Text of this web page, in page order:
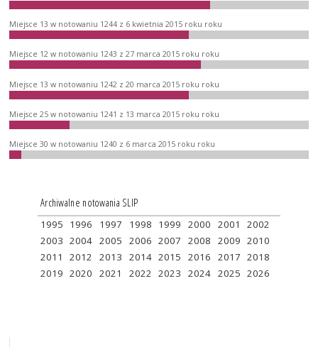
Miejsce 13 w notowaniu 1244 z 6 kwietnia 2015 roku roku
Miejsce 12 w notowaniu 1243 z 27 marca 2015 roku roku
Miejsce 13 w notowaniu 1242 z 20 marca 2015 roku roku
Miejsce 25 w notowaniu 1241 z 13 marca 2015 roku roku
Miejsce 30 w notowaniu 1240 z 6 marca 2015 roku roku
Archiwalne notowania SLIP
1995 1996 1997 1998 1999 2000 2001
2002
2003 2004 2005 2006 2007 2008 2009 2010
2011
2012 2013 2014 2015 2016 2017 2018
2019 2020 2021 2022 2023 2024 2025 2026